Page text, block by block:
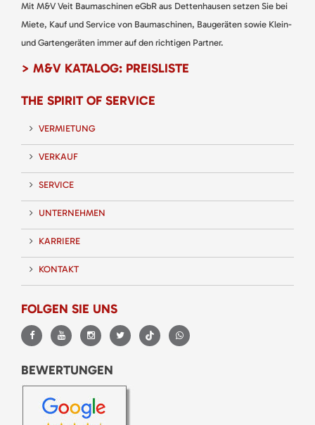
Mit M&V Veit Baumaschinen eGbR aus Dettenhausen setzen Sie bei
Miete, Kauf und Service von Baumaschinen, Baugeräten sowie Klein-
und Gartengeräten immer auf den richtigen Partner.
> M&V KATALOG: PREISLISTE
THE SPIRIT OF SERVICE
VERMIETUNG
VERKAUF
SERVICE
UNTERNEHMEN
KARRIERE
KONTAKT
FOLGEN SIE UNS
BEWERTUNGEN